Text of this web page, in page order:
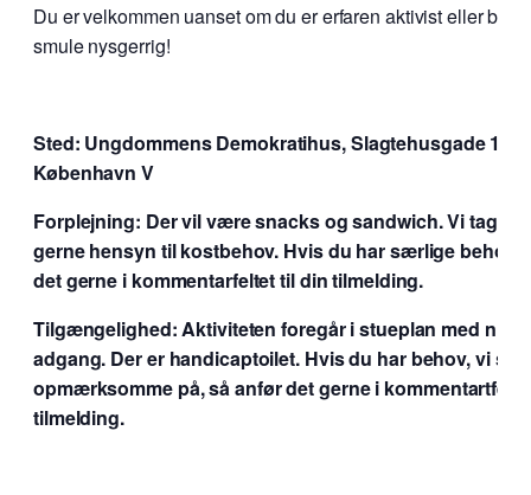
Du er velkommen uanset om du er erfaren aktivist eller
smule nysgerrig!
Sted: Ungdommens Demokratihus, Slagtehusgade 10A,
København V
Forplejning: Der vil være snacks og sandwich. Vi tager
gerne hensyn til kostbehov. Hvis du har særlige behov,
det gerne i kommentarfeltet til din tilmelding.
Tilgængelighed: Aktiviteten foregår i stueplan med
adgang. Der er handicaptoilet. Hvis du har behov, vi
opmærksomme på, så anfør det gerne i
tilmelding.